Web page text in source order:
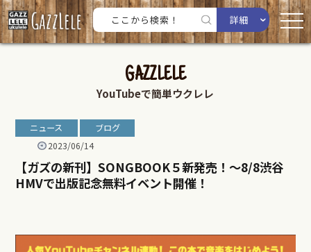
詳細
GAZZLELE
YouTubeで簡単ウクレレ
ニュース
ブログ
2023/06/14
【ガズの新刊】SONGBOOK５新発売！〜8/8渋谷
HMVで出版記念無料イベント開催！